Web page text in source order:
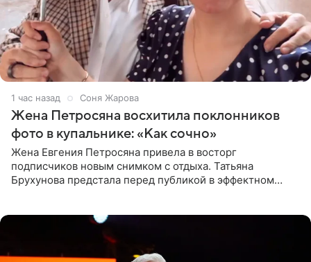
1 час назад Соня Жарова
Жена Петросяна восхитила поклонников
фото в купальнике: «Как сочно»
Жена Евгения Петросяна привела в восторг
подписчиков новым снимком с отдыха. Татьяна
Брухунова предстала перед публикой в эффектном